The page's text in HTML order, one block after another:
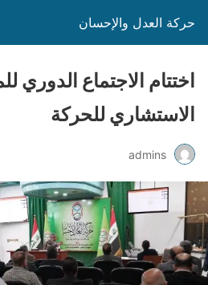
حركة العدل والإحسان
اختتام الاجتماع الدوري
الاستشاري للحركة
admins